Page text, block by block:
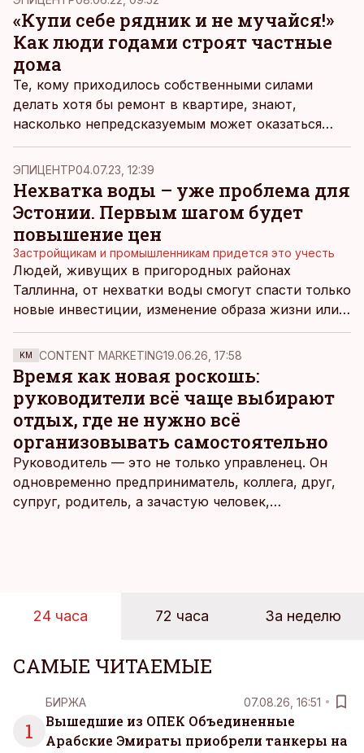
«Купи себе рядник и не мучайся!»
Как люди годами строят частные
дома
Те, кому приходилось собственными силами
делать хотя бы ремонт в квартире, знают,
насколько непредсказуемым может оказаться
этот процесс. Что уж говорить о строительстве
целого дома. Реализация заветной мечты может
растянуться на годы и обойтись в копеечку,
особенно если опыта в строительстве нет.
ЭПИЦЕНТР04.07.23, 12:39
Нехватка воды – уже проблема для
Эстонии. Первым шагом будет
повышение цен
Застройщикам и промышленникам придется это учесть
Людей, живущих в пригородных районах
Таллинна, от нехватки воды смогут спасти только
новые инвестиции, изменение образа жизни или
повторное использование воды. Но первым
делом они столкнутся с повышением цен.
KM CONTENT MARKETING19.06.26, 17:58
Время как новая роскошь:
руководители всё чаще выбирают
отдых, где не нужно всё
организовывать самостоятельно
Руководитель — это не только управленец. Он
одновременно предприниматель, коллега, друг,
супруг, родитель, а зачастую человек,
человека. Поэтому от отдыха все чаще ждут не
чаще люди ищут возможность просто быть здесь
и сейчас — без необходимости все
организовывать, планировать и за все отвечать
самостоятельно.
24 часа 72 часа За неделю
САМЫЕ ЧИТАЕМЫЕ
1
БИРЖА 07.08.26, 16:51
Вышедшие из ОПЕК Объединенные
Арабские Эмираты приобрели танкеры на